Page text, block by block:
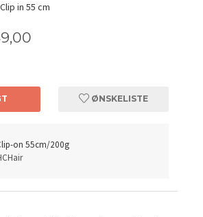
in 55 cm
ØNSKELISTE
on 55cm/200g